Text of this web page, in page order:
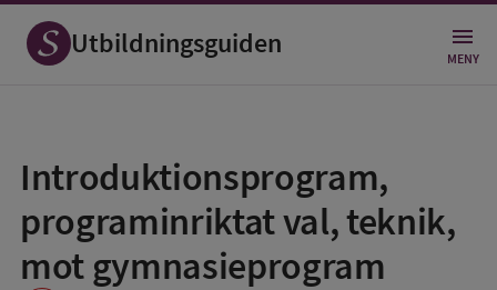
Utbildningsguiden MENY
Introduktionsprogram,
programinriktat val, teknik,
mot gymnasieprogram
som
favorit